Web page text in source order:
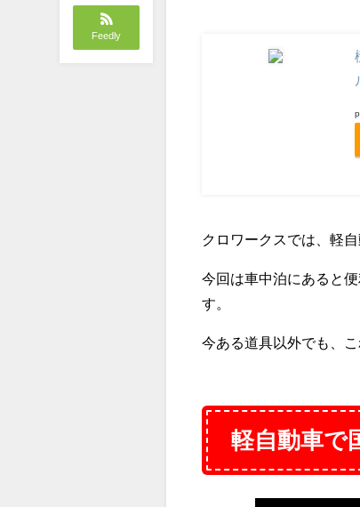
Feedly
クロワークスでは、軽
今回は車中泊にあると
す。
今ある道具以外でも、
軽自動車で